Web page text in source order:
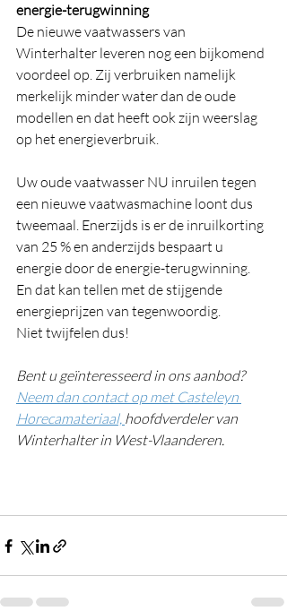
energie-terugwinning
De nieuwe vaatwassers van
Winterhalter leveren nog een bijkomend
voordeel op. Zij verbruiken namelijk
merkelijk minder water dan de oude
modellen en dat heeft ook zijn weerslag
op het energieverbruik.
Uw oude vaatwasser NU inruilen tegen
een nieuwe vaatwasmachine loont dus
tweemaal. Enerzijds is er de inruilkorting
van 25 % en anderzijds bespaart u
energie door de energie-terugwinning.
En dat kan tellen met de stijgende
energieprijzen van tegenwoordig.
Niet twijfelen dus!
Bent u geïnteresseerd in ons aanbod?
Neem dan contact op met Casteleyn
Horecamateriaal, hoofdverdeler van
Winterhalter in West-Vlaanderen.